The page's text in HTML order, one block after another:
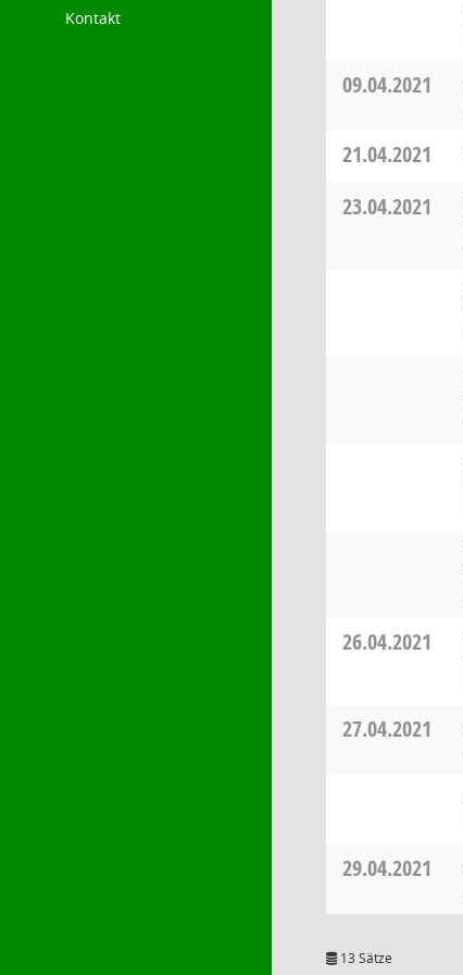
Kontakt
09.04.2021
21.04.2021
23.04.2021
26.04.2021
27.04.2021
29.04.2021
13 Sätze